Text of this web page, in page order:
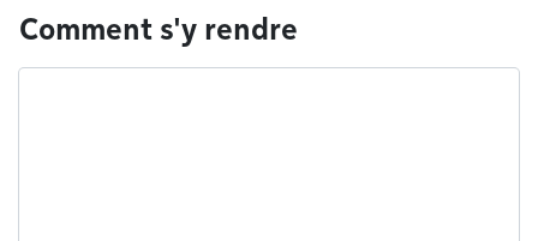
Comment s'y rendre